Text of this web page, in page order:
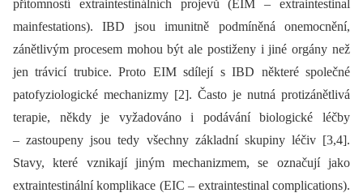
přítomností extraintestinálních projevů (EIM –⁠ extraintestinal
mainfestations). IBD jsou imunitně podmíněná onemocnění,
zánětlivým procesem mohou být ale postiženy i jiné orgány než
jen trávicí trubice. Proto EIM sdílejí s IBD ně­kte­ré společné
patofyziologické mechanizmy [2]. Často je nutná protizánětlivá
terapie, někdy je vyžadováno i podávání bio­logické léčby
–⁠ zastoupeny jsou tedy všechny základní skupiny léčiv [3,4].
Stavy, které vznikají jiným mechanizmem, se označují jako
extraintestinální komplikace (EIC –⁠ extraintestinal complications).